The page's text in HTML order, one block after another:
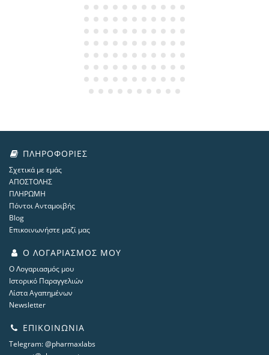
ΠΛΗΡΟΦΟΡΊΕΣ
Σχετικά με εμάς
ΑΠΟΣΤΟΛΗΣ
ΠΛΗΡΩΜΗ
Πόντοι Ανταμοιβής
Blog
Επικοινωνήστε μαζί μας
Ο ΛΟΓΑΡΙΑΣΜΌΣ ΜΟΥ
Ο Λογαριασμός μου
Ιστορικό Παραγγελιών
Λίστα Αγαπημένων
Newsletter
ΕΠΙΚΟΙΝΩΝΊΑ
Telegram: @pharmaxlabs